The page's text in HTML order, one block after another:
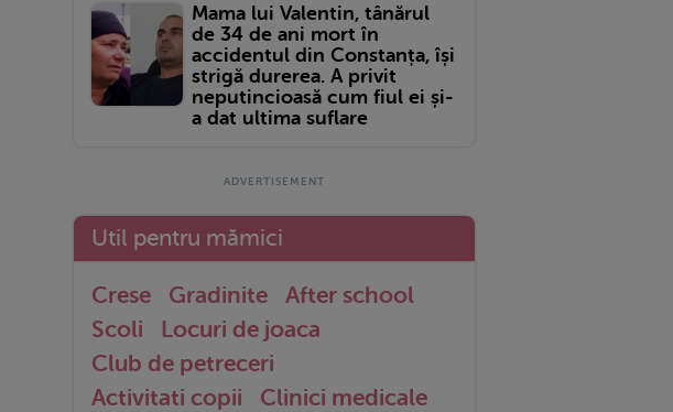
Mama lui Valentin, tânărul
de 34 de ani mort în
accidentul din Constanța, își
strigă durerea. A privit
neputincioasă cum fiul ei și-
a dat ultima suflare
Util pentru mămici
Crese Gradinite
After school
Scoli
Locuri de joaca
Club de petreceri
Activitati copii
Clinici medicale